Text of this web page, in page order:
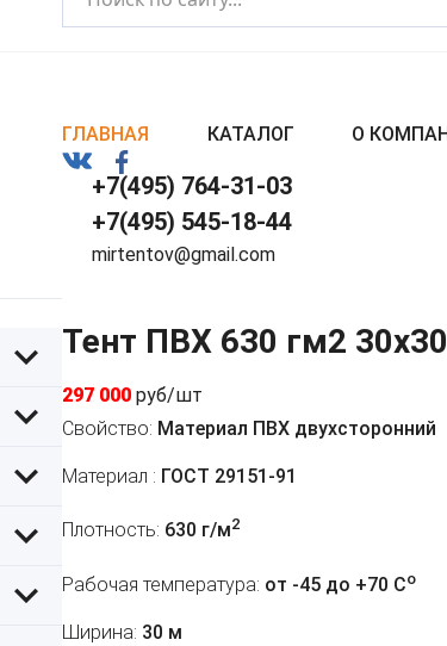
ГЛАВНАЯ КАТАЛОГ О
+7(495) 764-31-03
+7(495) 545-18-44
mirtentov@gmail.com
Тент ПВХ 630 гм2
297 000 руб/шт
Свойство: Материал ПВХ двухсторонний
Материал : ГОСТ 29151-91
Плотность: 630 г/м2
Рабочая температура: от -45 до +70 Co
Ширина: 30 м